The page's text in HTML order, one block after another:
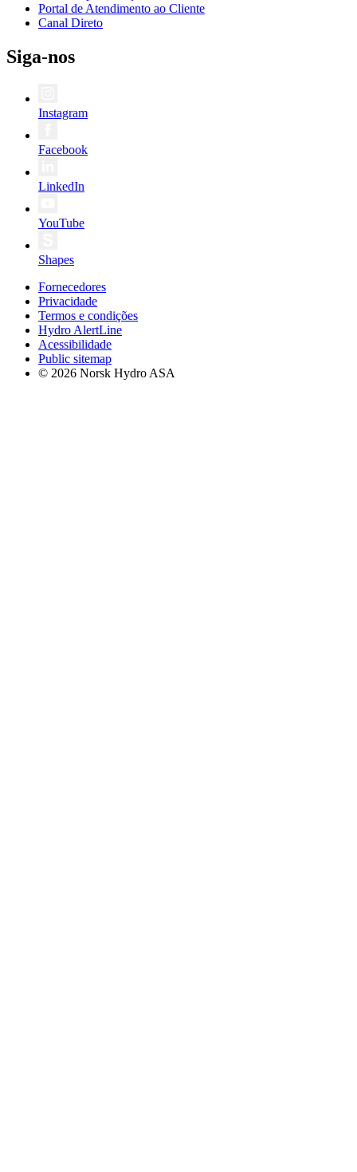
Portal de Atendimento ao Cliente
Canal Direto
Siga-nos
Instagram
Facebook
LinkedIn
YouTube
Shapes
Fornecedores
Privacidade
Termos e condições
Hydro AlertLine
Acessibilidade
Public sitemap
© 2026 Norsk Hydro ASA